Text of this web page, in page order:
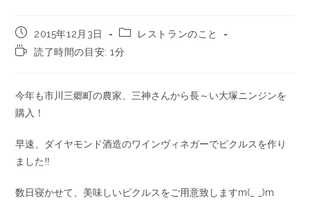
2015年12月3日
レストランのこと
読了時間の目安: 1分
今年も市川三郷町の農家、三神さんから長～い大塚ニンジンを
購入！
早速、ダイヤモンド酒造のワインヴィネガーでピクルスを作り
ました‼
数日寝かせて、美味しいピクルスをご用意致しますm(_ _)m